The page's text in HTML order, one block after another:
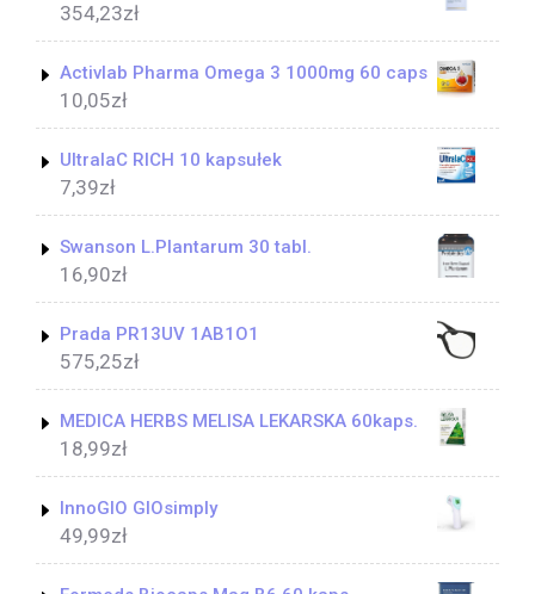
354,23zł
Activlab Pharma Omega 3 1000mg 60 caps
10,05zł
UltralaC RICH 10 kapsułek
7,39zł
Swanson L.Plantarum 30 tabl.
16,90zł
Prada PR13UV 1AB1O1
575,25zł
MEDICA HERBS MELISA LEKARSKA 60kaps.
18,99zł
InnoGIO GIOsimply
49,99zł